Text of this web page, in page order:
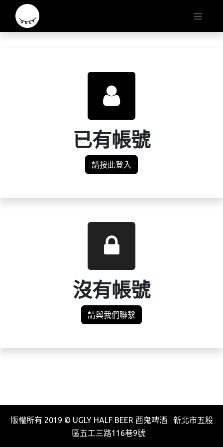
已有帳號
請按此登入
沒有帳號
請與我們聯繫
版權所有 2019 © UGLY HALF BEER 酉鬼啤酒 新北市五股
區五工三路116巷9號